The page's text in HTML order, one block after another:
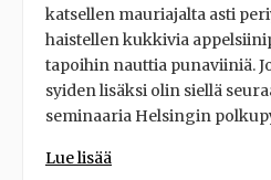
katsellen mauriajalta asti
haistellen kukkivia
tapoihin nauttia punaviiniä.
syiden lisäksi olin siellä
seminaaria Helsingin
Lue lisää